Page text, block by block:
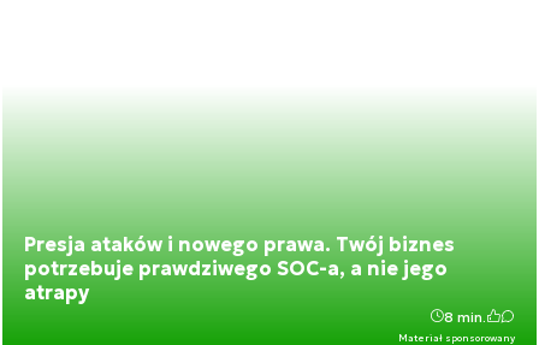
Presja ataków i nowego prawa. Twój biznes
potrzebuje prawdziwego SOC-a, a nie jego
atrapy
Materiał sponsorowany
8 min.